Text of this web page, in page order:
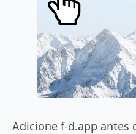
Adicione f-d.app antes